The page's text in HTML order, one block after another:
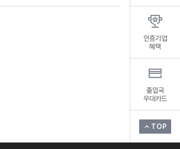
인증기업
혜택
출입국
우대카드
TOP